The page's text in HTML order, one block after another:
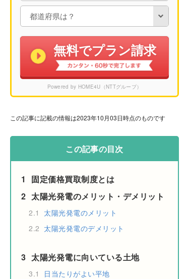
無料でプラン請求
Powered by HOME4U（NTTグループ）
この記事に記載の情報は2023年10月03日時点のものです
この記事の目次
1
固定価格買取制度とは
2 太陽光発電のメリット・デメリット
2.1
太陽光発電のメリット
2.2 太陽光発電のデメリット
3 太陽光発電に向いている土地
3.1
日当たりがよい平地